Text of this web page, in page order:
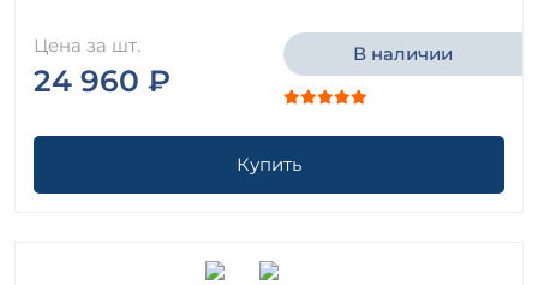
Цена за шт.
24 960 ₽
В наличии
Купить